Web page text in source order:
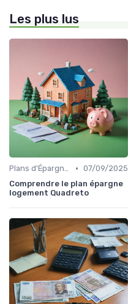
Les plus lus
Plans d'Épargne et Assurance Vie • 07/09/2025
Comprendre le plan épargne
logement Quadreto